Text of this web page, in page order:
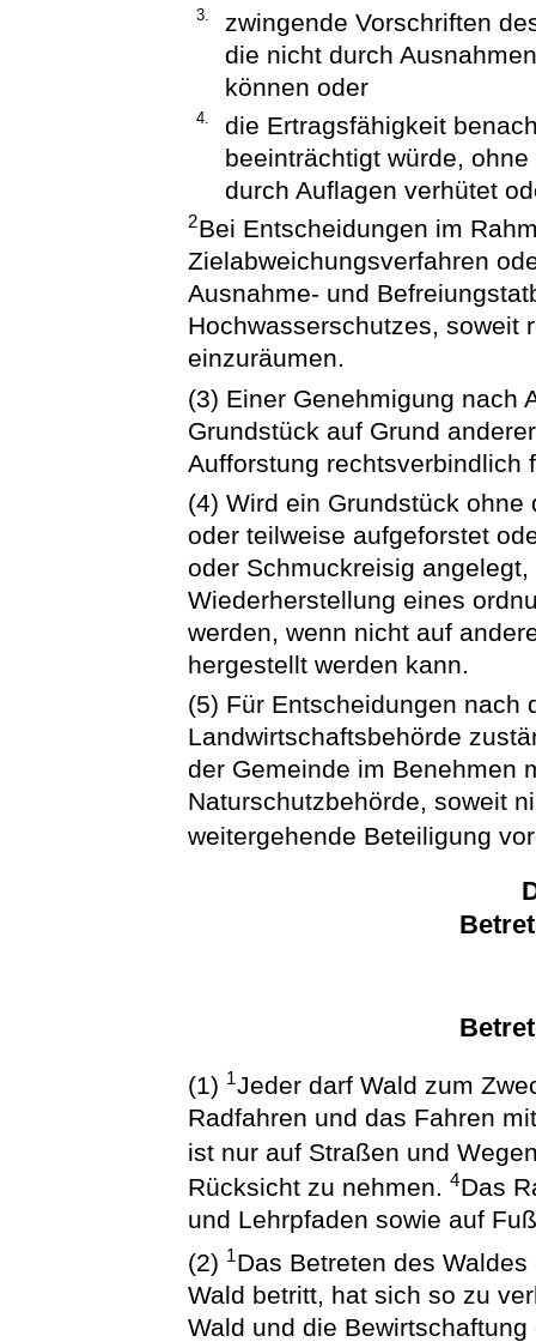
3.
zwingende Vorschriften
die nicht durch
können oder
4.
die Ertragsfähigkeit
beeinträchtigt würde,
durch Auflagen verhütet
2Bei Entscheidungen im
Zielabweichungsverfahren
Ausnahme- und
Hochwasserschutzes, soweit
einzuräumen.
(3) Einer Genehmigung nach
Grundstück auf Grund
Aufforstung rechtsverbindlich
(4) Wird ein Grundstück
oder teilweise aufgeforstet
oder Schmuckreisig
Wiederherstellung eines
werden, wenn nicht auf
hergestellt werden kann.
(5) Für Entscheidungen nach
Landwirtschaftsbehörde
der Gemeinde im Benehmen
Naturschutzbehörde, soweit
weitergehende Beteiligung
(1) 1Jeder darf Wald zum
Radfahren und das Fahren
ist nur auf Straßen und
Rücksicht zu nehmen.4Das
und Lehrpfaden sowie auf
(2) 1Das Betreten des
Wald betritt, hat sich so zu
Wald und die